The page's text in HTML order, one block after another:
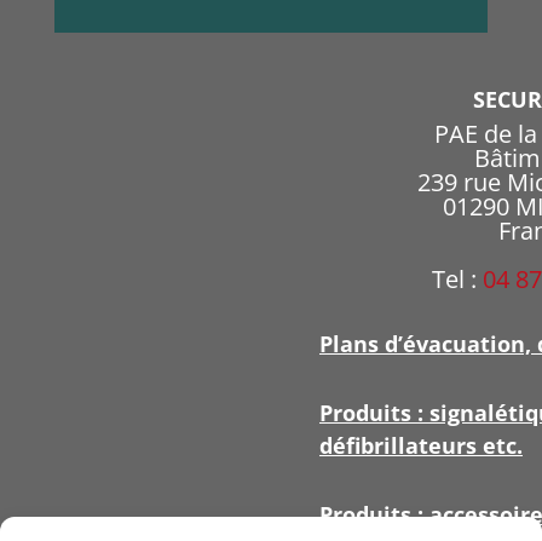
PAE de
239 rue
01290
Tel : 04
Plans
Produits :
défibrillateurs etc.
Produits :